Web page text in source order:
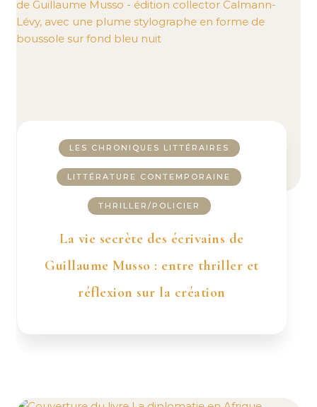
LES CHRONIQUES LITTÉRAIRES
LITTÉRATURE CONTEMPORAINE
THRILLER/POLICIER
La vie secrète des écrivains de
Guillaume Musso : entre thriller et
réflexion sur la création